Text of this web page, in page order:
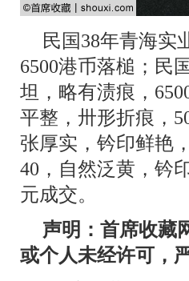
民国38年青海实
6500港币落槌；民
坦，略有渍痕，
平整，卅形折痕，
张厚实，钤印鲜艳
40，自然泛黄，钤
元成交。
声明：首席收藏
或个人未经许可，